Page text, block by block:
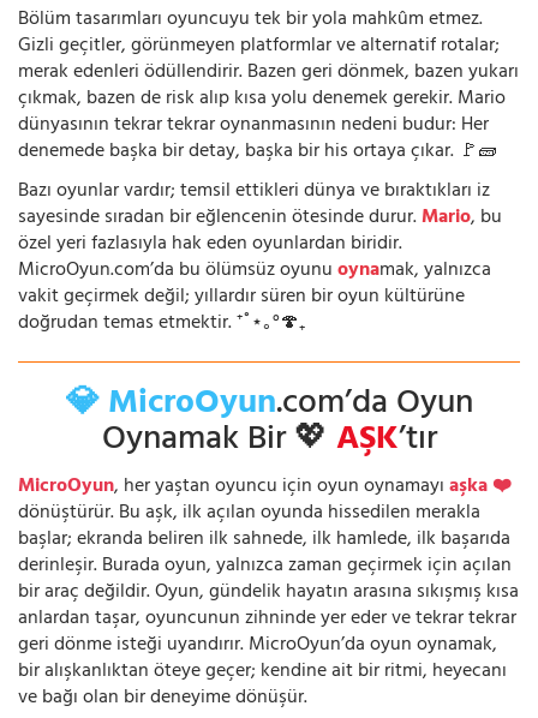
Bölüm tasarımları oyuncuyu tek bir yola mahkûm etmez.
Gizli geçitler, görünmeyen platformlar ve alternatif rotalar;
merak edenleri ödüllendirir. Bazen geri dönmek, bazen yukarı
çıkmak, bazen de risk alıp kısa yolu denemek gerekir. Mario
dünyasının tekrar tekrar oynanmasının nedeni budur: Her
denemede başka bir detay, başka bir his ortaya çıkar. 🚩🧱
Bazı oyunlar vardır; temsil ettikleri dünya ve bıraktıkları iz
sayesinde sıradan bir eğlencenin ötesinde durur.Mario, bu
özel yeri fazlasıyla hak eden oyunlardan biridir.
MicroOyun.com’da bu ölümsüz oyunuoynamak, yalnızca
vakit geçirmek değil; yıllardır süren bir oyun kültürüne
doğrudan temas etmektir. ⁺˚⋆｡°🍄₊
💎 MicroOyun.com’da Oyun
Oynamak Bir 💖AŞK’tır
MicroOyun, her yaştan oyuncu için oyun oynamayıaşka ❤️
dönüştürür. Bu aşk, ilk açılan oyunda hissedilen merakla
başlar; ekranda beliren ilk sahnede, ilk hamlede, ilk başarıda
derinleşir. Burada oyun, yalnızca zaman geçirmek için açılan
bir araç değildir. Oyun, gündelik hayatın arasına sıkışmış kısa
anlardan taşar, oyuncunun zihninde yer eder ve tekrar tekrar
geri dönme isteği uyandırır. MicroOyun’da oyun oynamak,
bir alışkanlıktan öteye geçer; kendine ait bir ritmi, heyecanı
ve bağı olan bir deneyime dönüşür.